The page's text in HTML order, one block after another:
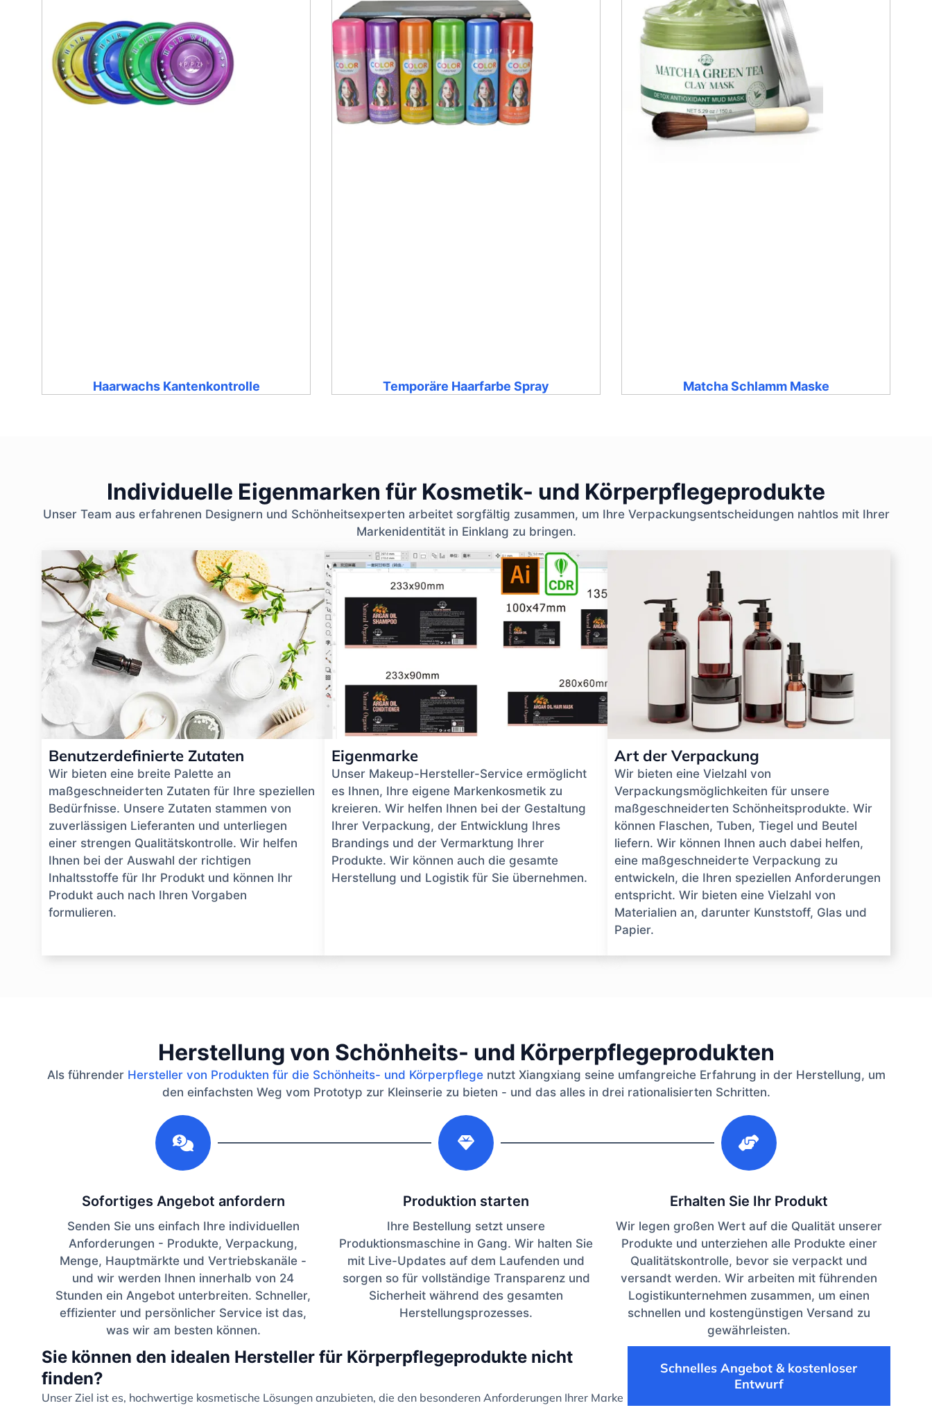
Haarwachs Kantenkontrolle Temporäre Haarfarbe Spray Matcha Schlamm Maske
Individuelle Eigenmarken für Kosmetik- und Körperpflegeprodukte
Unser Team aus erfahrenen Designern und Schönheitsexperten arbeitet sorgfältig zusammen, um Ihre Verpackungsentscheidungen nahtlos mit Ihrer
Markenidentität in Einklang zu bringen.
Benutzerdefinierte Zutaten
Wir bieten eine breite Palette an
maßgeschneiderten Zutaten für Ihre speziellen
Bedürfnisse. Unsere Zutaten stammen von
zuverlässigen Lieferanten und unterliegen
einer strengen Qualitätskontrolle. Wir helfen
Ihnen bei der Auswahl der richtigen
Inhaltsstoffe für Ihr Produkt und können Ihr
Produkt auch nach Ihren Vorgaben
formulieren.
Eigenmarke
Unser Makeup-Hersteller-Service ermöglicht
es Ihnen, Ihre eigene Markenkosmetik zu
kreieren. Wir helfen Ihnen bei der Gestaltung
Ihrer Verpackung, der Entwicklung Ihres
Brandings und der Vermarktung Ihrer
Produkte. Wir können auch die gesamte
Herstellung und Logistik für Sie übernehmen.
Art der Verpackung
Wir bieten eine Vielzahl von
Verpackungsmöglichkeiten für unsere
maßgeschneiderten Schönheitsprodukte. Wir
können Flaschen, Tuben, Tiegel und Beutel
liefern. Wir können Ihnen auch dabei helfen,
eine maßgeschneiderte Verpackung zu
entwickeln, die Ihren speziellen Anforderungen
entspricht. Wir bieten eine Vielzahl von
Materialien an, darunter Kunststoff, Glas und
Papier.
Herstellung von Schönheits- und Körperpflegeprodukten
Als führender Hersteller von Produkten für die Schönheits- und Körperpflegenutzt Xiangxiang seine umfangreiche Erfahrung in der Herstellung, um
den einfachsten Weg vom Prototyp zur Kleinserie zu bieten - und das alles in drei rationalisierten Schritten.
Sofortiges Angebot anfordern
Senden Sie uns einfach Ihre individuellen
Anforderungen - Produkte, Verpackung,
Menge, Hauptmärkte und Vertriebskanäle -
und wir werden Ihnen innerhalb von 24
Stunden ein Angebot unterbreiten. Schneller,
effizienter und persönlicher Service ist das,
was wir am besten können.
Produktion starten
Ihre Bestellung setzt unsere
Produktionsmaschine in Gang. Wir halten Sie
mit Live-Updates auf dem Laufenden und
sorgen so für vollständige Transparenz und
Sicherheit während des gesamten
Herstellungsprozesses.
Erhalten Sie Ihr Produkt
Wir legen großen Wert auf die Qualität unserer
Produkte und unterziehen alle Produkte einer
Qualitätskontrolle, bevor sie verpackt und
versandt werden. Wir arbeiten mit führenden
Logistikunternehmen zusammen, um einen
schnellen und kostengünstigen Versand zu
gewährleisten.
Sie können den idealen Hersteller für Körperpflegeprodukte nicht
finden?
Unser Ziel ist es, hochwertige kosmetische Lösungen anzubieten, die den besonderen Anforderungen Ihrer Marke
Schnelles Angebot & kostenloser
Entwurf